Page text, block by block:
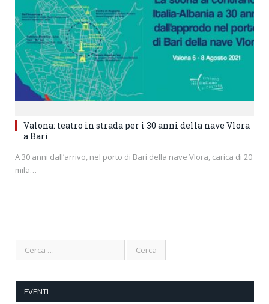
Valona: teatro in strada per i 30 anni della nave Vlora
a Bari
A 30 anni dall’arrivo, nel porto di Bari della nave Vlora, carica di 20
mila…
EVENTI